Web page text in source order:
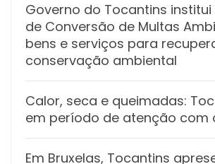
Governo do Tocantins
de Conversão de Multas
bens e serviços para
conservação ambiental
Calor, seca e queimadas:
em período de atenção com
Em Bruxelas, Tocantins